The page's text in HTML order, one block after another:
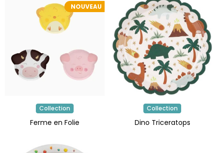
NOUVEAU
Collection
Ferme en Folie
Collection
Dino Triceratops